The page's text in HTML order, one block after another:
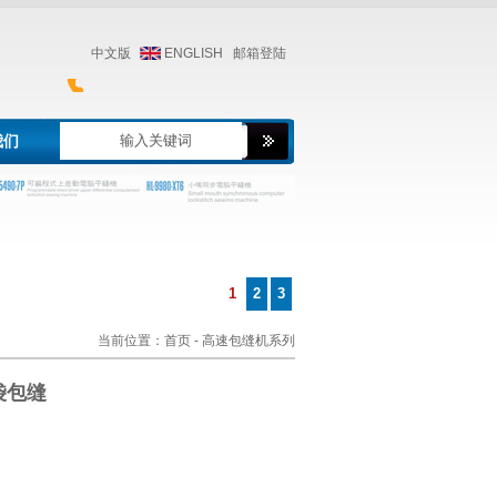
中文版 ENGLISH 邮箱登陆
1 2 3
当前位置： 首页- 高速包缝机系列
包缝